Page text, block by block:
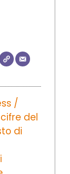
/
del
di